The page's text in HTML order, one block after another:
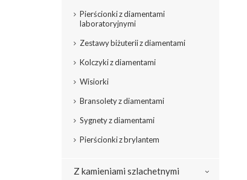
Pierścionki z diamentami
laboratoryjnymi
Zestawy biżuterii z diamentami
Kolczyki z diamentami
Wisiorki
Bransolety z diamentami
Sygnety z diamentami
Pierścionki z brylantem
Z kamieniami szlachetnymi